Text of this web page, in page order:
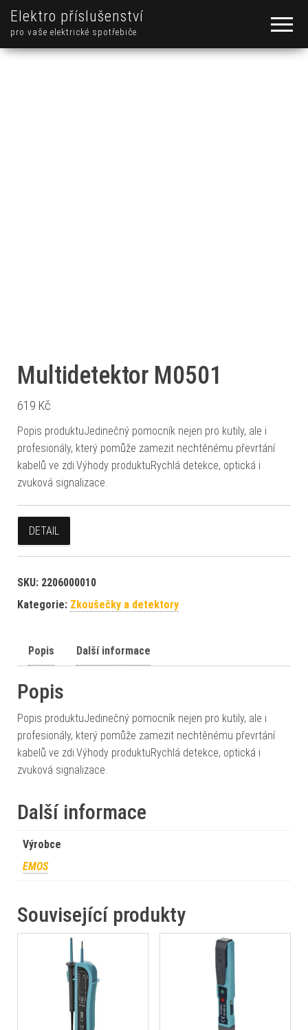
Elektro příslušenství
pro vaše elektrické spotřebiče
Multidetektor M0501
619 Kč
Popis produktuJedinečný pomocník nejen pro kutily, ale i
profesionály, který pomůže zamezit nechtěnému převrtání
kabelů ve zdi.Výhody produktuRychlá detekce, optická i
zvuková signalizace.
DETAIL
SKU: 2206000010
Kategorie: Zkoušečky a detektory
Popis Další informace
Popis
Popis produktuJedinečný pomocník nejen pro kutily, ale i
profesionály, který pomůže zamezit nechtěnému převrtání
kabelů ve zdi.Výhody produktuRychlá detekce, optická i
zvuková signalizace.
Další informace
Výrobce
EMOS
Související produkty